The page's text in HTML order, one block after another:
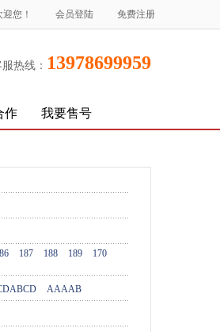
您！ 会员登陆 免费注册
热线： 13978699959
作 我要售号
187 188 189
170
AAAAB